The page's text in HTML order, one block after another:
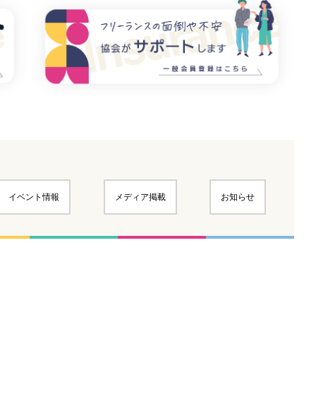
イベント情報 メディア掲載 お知らせ